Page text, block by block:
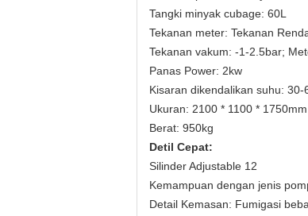
Tangki minyak cubage: 60L
Tekanan meter: Tekanan
Tekanan vakum: -1-2.5bar;
Panas Power: 2kw
Kisaran dikendalikan suhu: 30-
Ukuran: 2100 * 1100 * 1750mm
Berat: 950kg
Detil Cepat:
Silinder Adjustable 12
Kemampuan dengan jenis
Detail Kemasan: Fumigasi